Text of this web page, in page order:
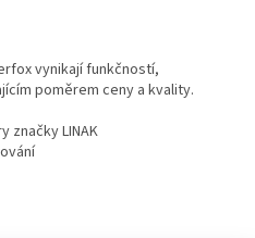
vynikají funkčností,
poměrem ceny a kvality.
značky LINAK